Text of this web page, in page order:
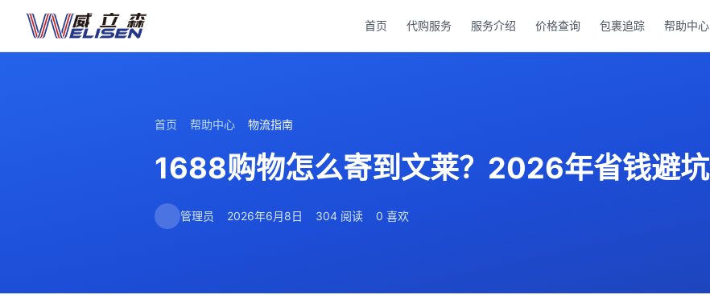
首页 代购服务 服务介绍 价格查询 包裹追踪 帮助中心
首页 帮助中心 物流指南
1688购物怎么寄到文莱？2026年省钱避
管理员 2026年6月8日 304 阅读 0 喜欢